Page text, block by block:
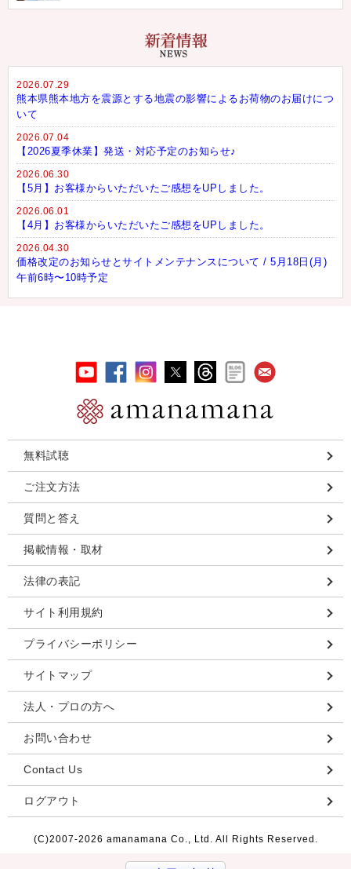
2026.07.29
熊本県熊本地方を震源とする地震の影響によるお荷物のお届けにつ
いて
2026.07.04
【2026夏季休業】発送・対応予定のお知らせ♪
2026.06.30
【5月】お客様からいただいたご感想をUPしました。
2026.06.01
【4月】お客様からいただいたご感想をUPしました。
2026.04.30
価格改定のお知らせとサイトメンテナンスについて / 5月18日(月)
午前6時〜10時予定
無料試聴
ご注文方法
質問と答え
掲載情報・取材
法律の表記
サイト利用規約
プライバシーポリシー
サイトマップ
法人・プロの方へ
お問い合わせ
Contact Us
ログアウト
(C)2007-2026 amanamana Co., Ltd. All Rights Reserved.